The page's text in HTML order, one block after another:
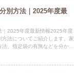
別方法｜2025年度最
｜2025年度最新情報2025年度
法についてご紹介します。家
、指定袋の有無などを分かり